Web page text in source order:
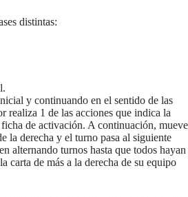
distintas:
y continuando en el sentido de las
realiza 1 de las acciones que indica la
ficha de activación. A continuación, mueve
la derecha y el turno pasa al siguiente
alternando turnos hasta que todos hayan
carta de más a la derecha de su equipo